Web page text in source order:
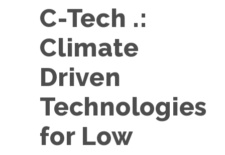
C-Tech .:
Climate
Driven
Technologies
for Low